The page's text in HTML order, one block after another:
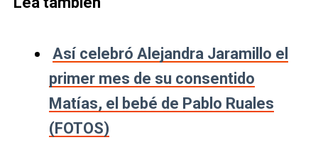
Así celebró Alejandra Jaramillo el
primer mes de su consentido
Matías, el bebé de Pablo Ruales
(FOTOS)